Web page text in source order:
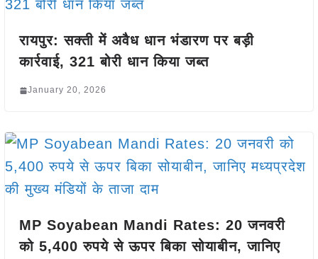
रायपुर: सक्ती में अवैध धान भंडारण पर बड़ी
कार्रवाई, 321 बोरी धान किया जब्त
January 20, 2026
MP Soyabean Mandi Rates: 20 जनवरी
को 5,400 रुपये से ऊपर बिका सोयाबीन, जानिए